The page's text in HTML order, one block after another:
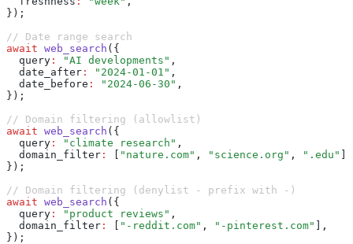
});
// Date range search
await web_search ({
  query
: "AI developments" ,
  date_after
: "2024-01-01" ,
  date_before
: "2024-06-30" ,
});
// Domain filtering (allowlist)
await web_search ({
  query
: "climate research" ,
  domain_filter
: [ "nature.com" , "science.org" , ".edu" ]
});
// Domain filtering (denylist - prefix with -)
await web_search ({
  query
: "product reviews" ,
  domain_filter
: [ "-reddit.com" , "-pinterest.com" ] ,
});